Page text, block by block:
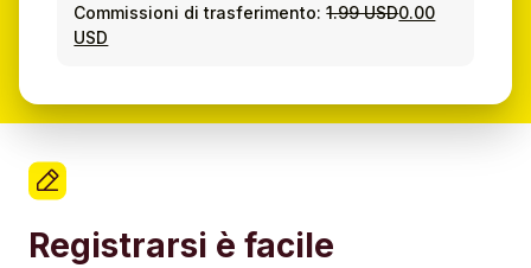
Commissioni di trasferimento:1.99 USD0.00
USD
Registrarsi è facile